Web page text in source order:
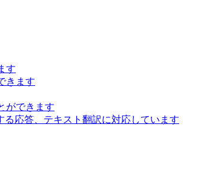
す
きます
ができます
応答、テキスト翻訳に対応しています